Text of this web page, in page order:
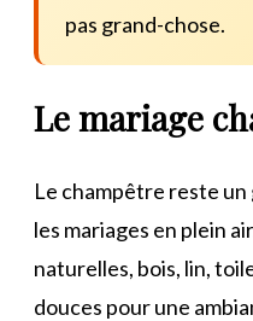
pas grand-chose.
Le mariage
Le champêtre reste
les mariages en plein
naturelles, bois, lin,
douces pour une